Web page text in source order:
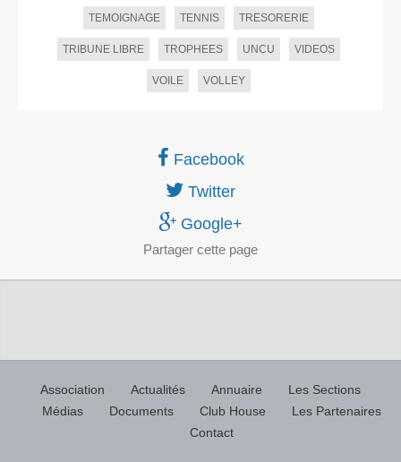
TEMOIGNAGE TENNIS TRESORERIE
TRIBUNE LIBRE TROPHEES UNCU VIDEOS
VOILE VOLLEY
Facebook
Twitter
Google+
Partager cette page
Association Actualités Annuaire
Les Sections
Médias
Documents Club House
Les Partenaires
Contact